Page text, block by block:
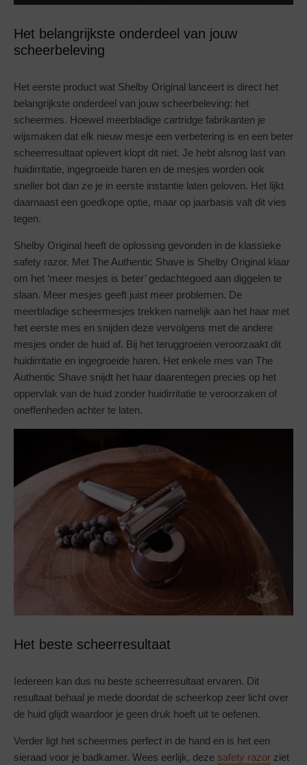
Het belangrijkste onderdeel van jouw
scheerbeleving
Het eerste product wat Shelby Original lanceert is direct het
belangrijkste onderdeel van jouw scheerbeleving: het
scheermes. Hoewel meerbladige cartridge fabrikanten je
wijsmaken dat elk nieuw mesje een verbetering is en een beter
scheerresultaat oplevert klopt dit niet. Je hebt alsnog last van
huidirritatie, ingegroeide haren en de mesjes worden ook
sneller bot dan ze je in eerste instantie laten geloven. Het lijkt
daarnaast een goedkope optie, maar op jaarbasis valt dit vies
tegen.
Shelby Original heeft de oplossing gevonden in de klassieke
safety razor. Met The Authentic Shave is Shelby Original klaar
om het ‘meer mesjes is beter’ gedachtegoed aan diggelen te
slaan. Meer mesjes geeft juist meer problemen. De
meerbladige scheermesjes trekken namelijk aan het haar met
het eerste mes en snijden deze vervolgens met de andere
mesjes onder de huid af. Bij het teruggroeien veroorzaakt dit
huidirritatie en ingegroeide haren. Het enkele mes van The
Authentic Shave snijdt het haar daarentegen precies op het
oppervlak van de huid zonder huidirritatie te veroorzaken of
oneffenheden achter te laten.
Het beste scheerresultaat
Iedereen kan dus nu beste scheerresultaat ervaren. Dit
resultaat behaal je mede doordat de scheerkop zeer licht over
de huid glijdt waardoor je geen druk hoeft uit te oefenen.
Verder ligt het scheermes perfect in de hand en is het een
sieraad voor je badkamer. Wees eerlijk, deze safety razor ziet